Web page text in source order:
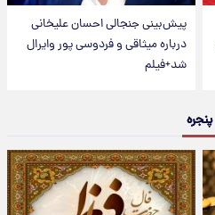
پیش‌بینی جنجالی احسان علیخانی
درباره میثاقی و فردوسی پور وایرال
شد+فیلم
پنجره